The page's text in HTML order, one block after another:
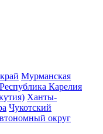
Мурманская
Республика Карелия
Ханты-
Чукотский
округ